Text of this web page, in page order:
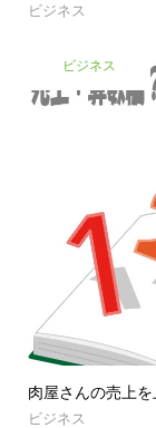
ビジネス
ビジネス
肉屋さんの売上を
ビジネス